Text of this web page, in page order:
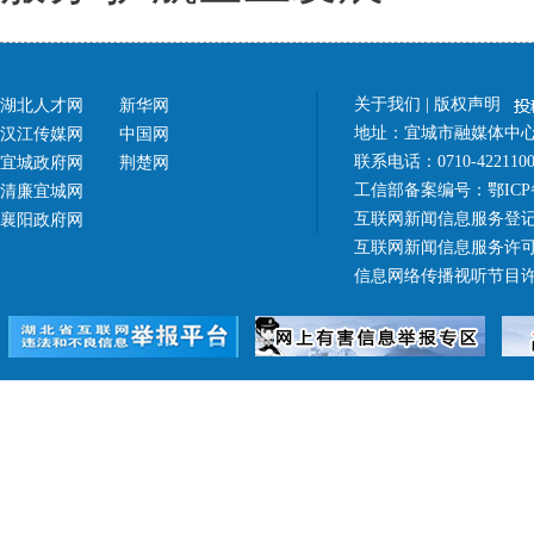
湖北人才网
汉江传媒网
宜城政府网
清廉宜城网
襄阳政府网
新华网
中国网
荆楚网
关于我们
版权声明
地址：宜城市融媒体中
联系电话：0710-
工信部备案编号： 鄂ICP
互联网新闻信息服务登
互联网新闻信息服务许
信息网络传播视听节目